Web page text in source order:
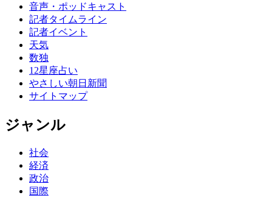
音声・ポッドキャスト
記者タイムライン
記者イベント
天気
数独
12星座占い
やさしい朝日新聞
サイトマップ
ジャンル
社会
経済
政治
国際